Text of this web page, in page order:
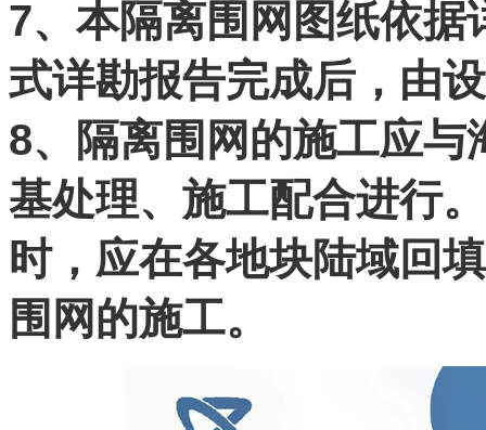
7、本隔离围网图纸依
式详勘报告完成后，由
8、隔离围网的施工应
基处理、施工配合进行
时，应在各地块陆域回
围网的施工。